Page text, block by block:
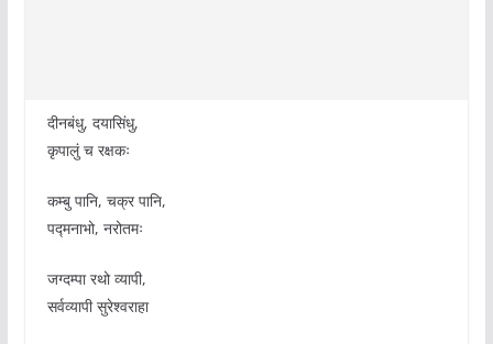
दीनबंधु, दयासिंधु,
कृपालुं च रक्षकः
कम्बु पानि, चक्र पानि,
पद्मनाभो, नरोतमः
जग्दम्पा रथो व्यापी,
सर्वव्यापी सुरेश्वराहा